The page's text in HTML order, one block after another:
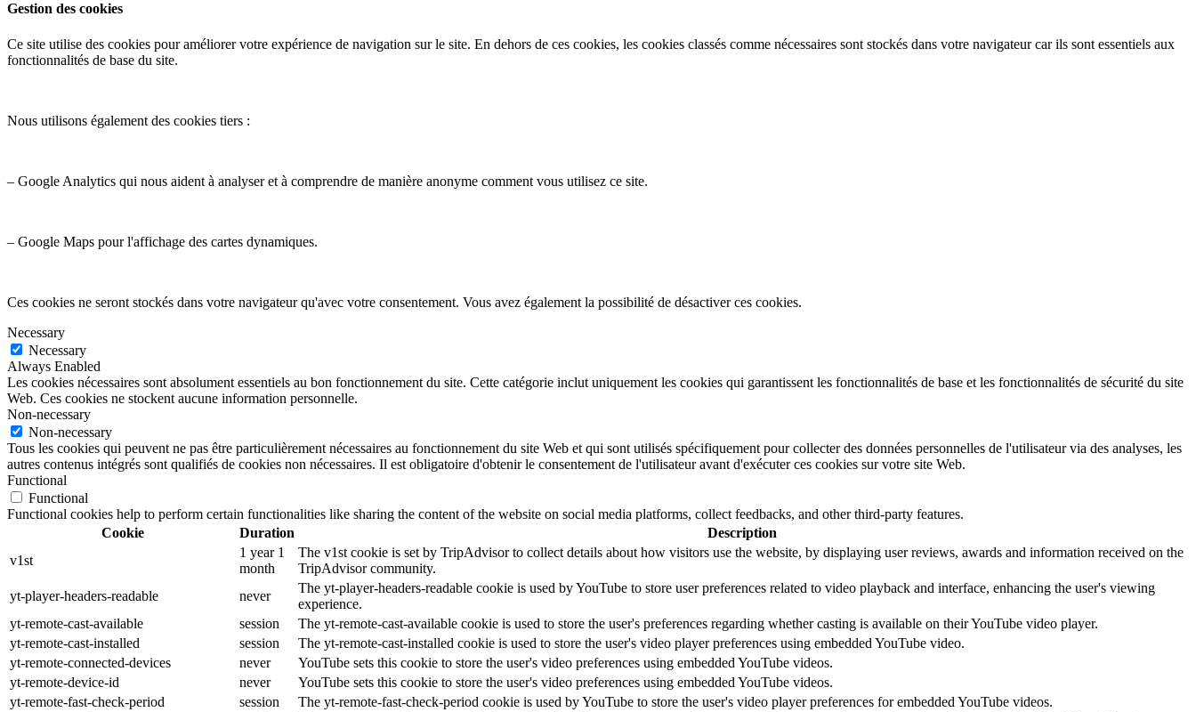
Gestion des cookies
Ce site utilise des cookies pour améliorer votre expérience de navigation sur le site. En dehors de ces cookies, les cookies classés comme nécessaires sont stockés dans votre navigateur car ils sont essentiels aux
fonctionnalités de base du site.
Nous utilisons également des cookies tiers :
– Google Analytics qui nous aident à analyser et à comprendre de manière anonyme comment vous utilisez ce site.
– Google Maps pour l'affichage des cartes dynamiques.
Ces cookies ne seront stockés dans votre navigateur qu'avec votre consentement. Vous avez également la possibilité de désactiver ces cookies.
Necessary
Necessary
Always Enabled
Les cookies nécessaires sont absolument essentiels au bon fonctionnement du site. Cette catégorie inclut uniquement les cookies qui garantissent les fonctionnalités de base et les fonctionnalités de sécurité du site
Web. Ces cookies ne stockent aucune information personnelle.
Non-necessary
Non-necessary
Tous les cookies qui peuvent ne pas être particulièrement nécessaires au fonctionnement du site Web et qui sont utilisés spécifiquement pour collecter des données personnelles de l'utilisateur via des analyses, les
autres contenus intégrés sont qualifiés de cookies non nécessaires. Il est obligatoire d'obtenir le consentement de l'utilisateur avant d'exécuter ces cookies sur votre site Web.
Functional
Functional
Functional cookies help to perform certain functionalities like sharing the content of the website on social media platforms, collect feedbacks, and other third-party features.
Cookie
Duration
Description
v1st
1 year 1
month
The v1st cookie is set by TripAdvisor to collect details about how visitors use the website, by displaying user reviews, awards and information received on the
TripAdvisor community.
yt-player-headers-readable
never
The yt-player-headers-readable cookie is used by YouTube to store user preferences related to video playback and interface, enhancing the user's viewing
experience.
yt-remote-cast-available
session
The yt-remote-cast-available cookie is used to store the user's preferences regarding whether casting is available on their YouTube video player.
yt-remote-cast-installed
session
The yt-remote-cast-installed cookie is used to store the user's video player preferences using embedded YouTube video.
yt-remote-connected-devices
never
YouTube sets this cookie to store the user's video preferences using embedded YouTube videos.
yt-remote-device-id
never
YouTube sets this cookie to store the user's video preferences using embedded YouTube videos.
yt-remote-fast-check-period
session
The yt-remote-fast-check-period cookie is used by YouTube to store the user's video player preferences for embedded YouTube videos.